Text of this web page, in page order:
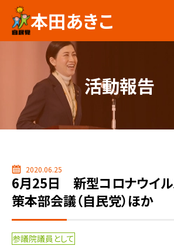
本田あきこ
活動報告
2020.06.25
6月25日 新型コロナウイ
策本部会議（自民党）ほか
参議院議員として